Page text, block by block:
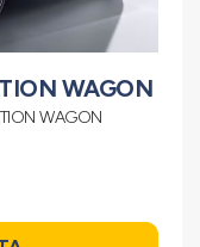
WAGON
WAGON